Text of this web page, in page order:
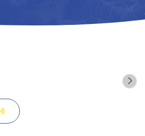
PRO TURISTY